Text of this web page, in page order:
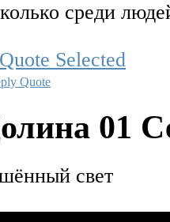
среди
Quote
01
свет